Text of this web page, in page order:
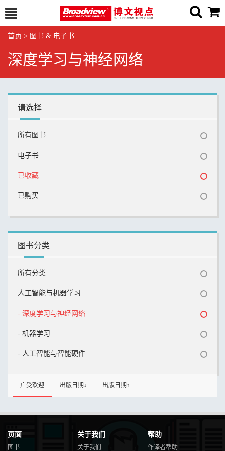
首页 > 图书 & 电子书
深度学习与神经网络
请选择
所有图书
电子书
已收藏
已购买
图书分类
所有分类
人工智能与机器学习
- 深度学习与神经网络
- 机器学习
- 人工智能与智能硬件
广受欢迎 出版日期↓ 出版日期↑
页面
图书
关于我们
关于我们
帮助
作译者帮助